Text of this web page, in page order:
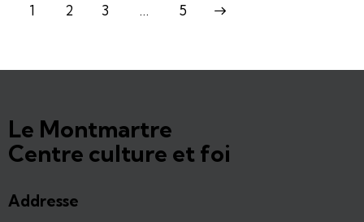
1 2 3 … 5
>
Le Montmartre
Centre culture et foi
Addresse